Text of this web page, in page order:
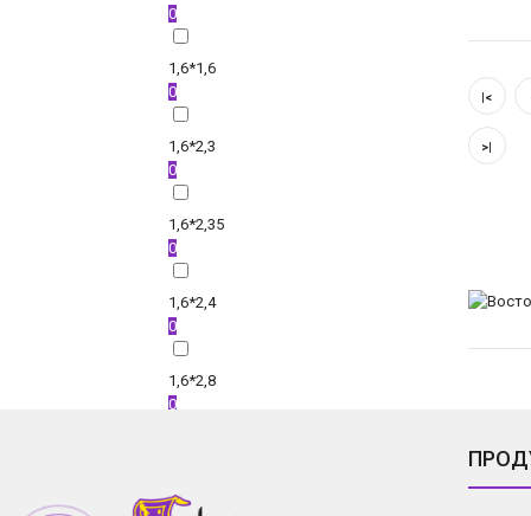
0
1,6*1,6
0
1,6*2,3
0
1,6*2,35
0
1,6*2,4
0
1,6*2,8
0
|<
>|